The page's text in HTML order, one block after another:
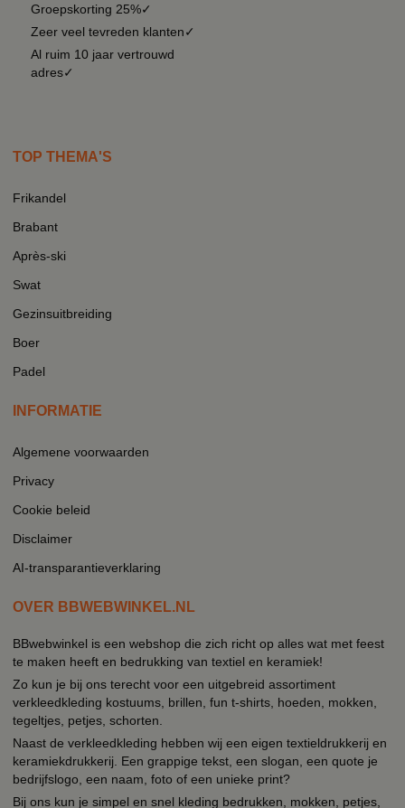
Groepskorting 25%✓
Zeer veel tevreden klanten✓
Al ruim 10 jaar vertrouwd
adres✓
TOP THEMA'S
Frikandel
Brabant
Après-ski
Swat
Gezinsuitbreiding
Boer
Padel
INFORMATIE
Algemene voorwaarden
Privacy
Cookie beleid
Disclaimer
AI-transparantieverklaring
OVER BBWEBWINKEL.NL
BBwebwinkel is een webshop die zich richt op alles wat met feest
te maken heeft en bedrukking van textiel en keramiek!
Zo kun je bij ons terecht voor een uitgebreid assortiment
verkleedkleding kostuums, brillen, fun t-shirts, hoeden, mokken,
tegeltjes, petjes, schorten.
Naast de verkleedkleding hebben wij een eigen textieldrukkerij en
keramiekdrukkerij. Een grappige tekst, een slogan, een quote je
bedrijfslogo, een naam, foto of een unieke print?
Bij ons kun je simpel en snel kleding bedrukken, mokken, petjes,